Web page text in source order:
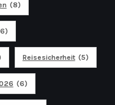
(8)
Reisesicherheit (5)
(6)